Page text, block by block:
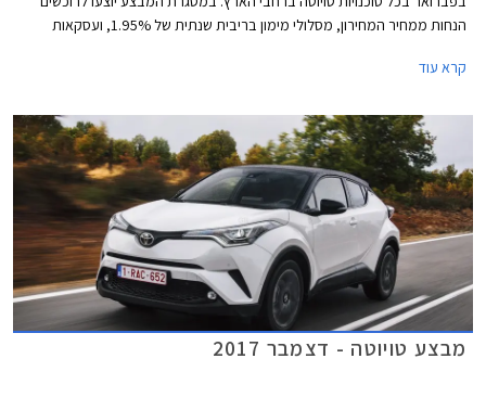
הנחות ממחיר המחירון, מסלולי מימון בריבית שנתית של 1.95%, ועסקאות
קרא עוד
מבצע טויוטה - דצמבר 2017